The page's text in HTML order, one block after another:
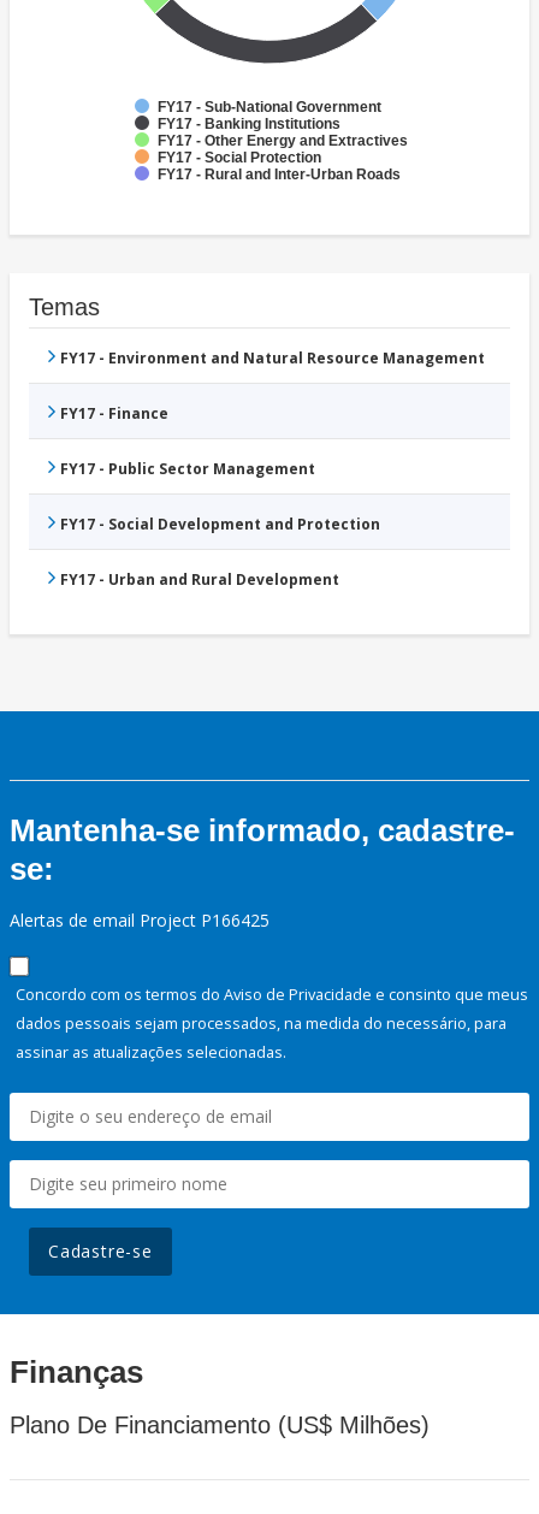
FY17 - Sub-National Government
FY17 - Banking Institutions
FY17 - Other Energy and Extractives
FY17 - Social Protection
FY17 - Rural and Inter-Urban Roads
Temas
FY17 - Environment and Natural Resource Management
FY17 - Finance
FY17 - Public Sector Management
FY17 - Social Development and Protection
FY17 - Urban and Rural Development
Mantenha-se informado, cadastre-
se:
Alertas de email Project P166425
Concordo com os termos do Aviso de Privacidade e consinto que meus
dados pessoais sejam processados, na medida do necessário, para
assinar as atualizações selecionadas.
Cadastre-se
Finanças
Plano De Financiamento (US$ Milhões)